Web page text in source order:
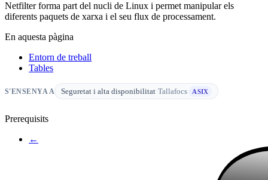
Netfilter forma part del nucli de Linux i permet manipular els
diferents paquets de xarxa i el seu flux de processament.
En aquesta pàgina
Entorn de treball
Tables
S'ENSENYA A Seguretat i alta disponibilitat·Tallafocs ASIX
Prerequisits
←